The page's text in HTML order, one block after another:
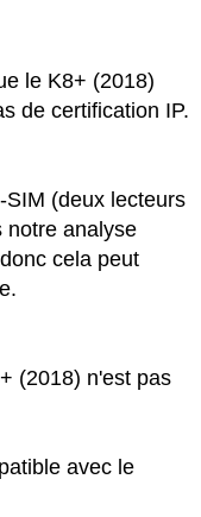
le K8+ (2018)
de certification IP.
(deux lecteurs
notre analyse
cela peut
(2018) n'est pas
avec le